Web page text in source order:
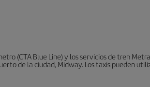
(CTA Blue Line) y los servicios de tren
de la ciudad, Midway. Los taxis pueden